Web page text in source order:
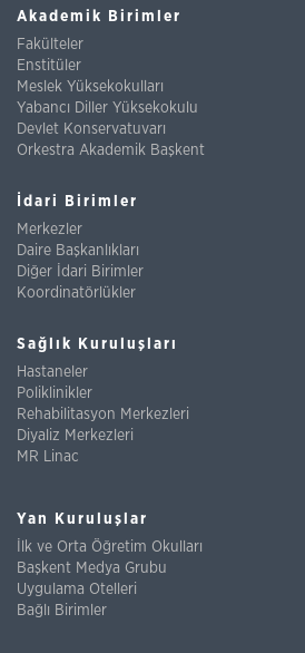
Akademik Birimler
Fakülteler
Enstitüler
Meslek Yüksekokulları
Yabancı Diller Yüksekokulu
Devlet Konservatuvarı
Orkestra Akademik Başkent
İdari Birimler
Merkezler
Daire Başkanlıkları
Diğer İdari Birimler
Koordinatörlükler
Sağlık Kuruluşları
Hastaneler
Poliklinikler
Rehabilitasyon Merkezleri
Diyaliz Merkezleri
MR Linac
Yan Kuruluşlar
İlk ve Orta Öğretim Okulları
Başkent Medya Grubu
Uygulama Otelleri
Bağlı Birimler